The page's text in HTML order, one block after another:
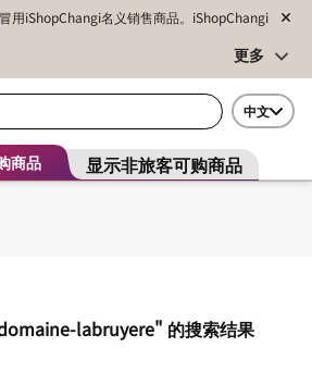
用iShopChangi名义销售商品。iShopChangi
更多
中文
商品 显示非旅客可购商品
labruyere" 的搜索结果